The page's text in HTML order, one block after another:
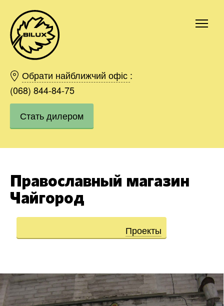
Обрати найближчий офіс :
(068) 844-84-75
Стать дилером
Православный магазин
Чайгород
Проекты
Киев
Харьков
Одесса
Днепр
Ивано-Франковск
Винница
Область
Заказать